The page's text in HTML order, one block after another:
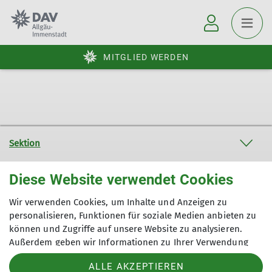
MITGLIED WERDEN
Sektion
Aktuelles
Sektion Allgäu-Immenstadt des Deutschen Alpenvereins e.V.
Hochstraße 12
Telefon +49832126776
Diese Website verwendet Cookies
Wir verwenden Cookies, um Inhalte und Anzeigen zu
personalisieren, Funktionen für soziale Medien anbieten zu
können und Zugriffe auf unsere Website zu analysieren.
Außerdem geben wir Informationen zu Ihrer Verwendung
unserer Website an unsere Partner für soziale Medien,
Werbung und Analysen weiter. Unsere Partner führen diese
ALLE AKZEPTIEREN